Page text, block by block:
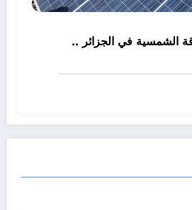
الشمسية في الجزائر ..